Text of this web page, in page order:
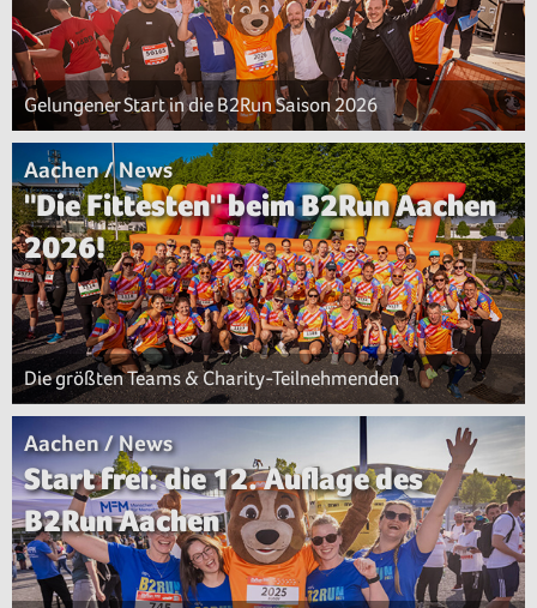
Gelungener Start in die B2Run Saison 2026
Aachen / News
"Die Fittesten" beim B2Run Aachen
2026!
Die größten Teams & Charity-Teilnehmenden
Aachen / News
Start frei: die 12. Auflage des
B2Run Aachen